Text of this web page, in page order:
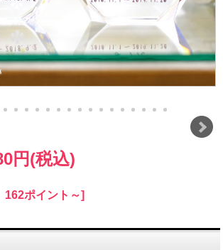
円(税込)
ポイント～]